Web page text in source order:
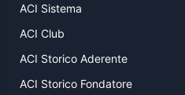
ACI Sistema
ACI Club
ACI Storico Aderente
ACI Storico Fondatore